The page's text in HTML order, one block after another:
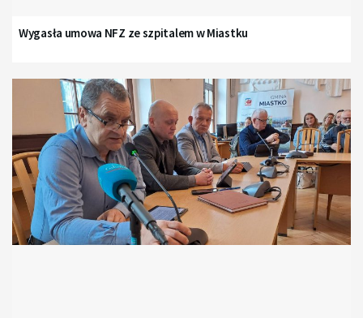
Wygasła umowa NFZ ze szpitalem w Miastku